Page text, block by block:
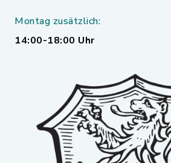
Montag zusätzlich:
14:00-18:00 Uhr